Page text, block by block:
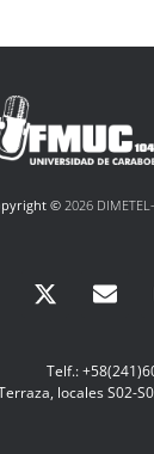
©2026
Telf.:
locales S02-